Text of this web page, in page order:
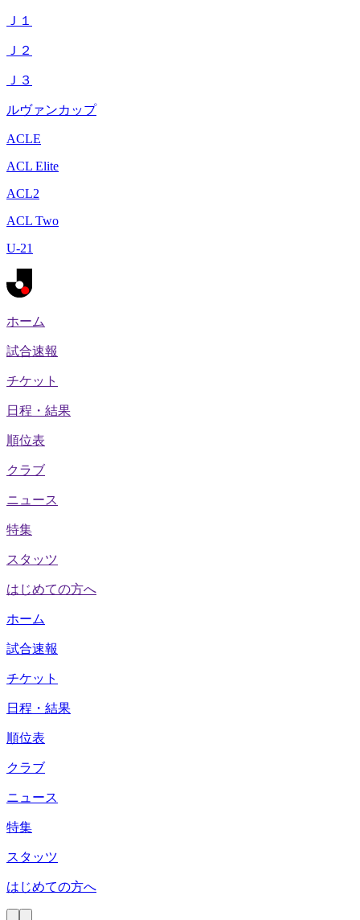
Ｊ１
Ｊ２
Ｊ３
ルヴァンカップ
ACLE
ACL Elite
ACL2
ACL Two
U-21
ホーム
試合速報
チケット
日程・結果
順位表
クラブ
ニュース
特集
スタッツ
はじめての方へ
ホーム
試合速報
チケット
日程・結果
順位表
クラブ
ニュース
特集
スタッツ
はじめての方へ